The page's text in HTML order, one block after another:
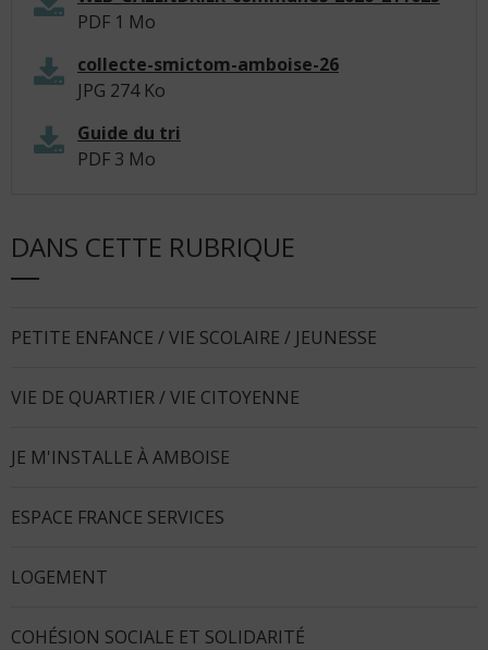
PDF 1 Mo
collecte-smictom-amboise-26
JPG 274 Ko
Guide du tri
PDF 3 Mo
DANS CETTE RUBRIQUE
PETITE ENFANCE / VIE SCOLAIRE / JEUNESSE
VIE DE QUARTIER / VIE CITOYENNE
JE M'INSTALLE À AMBOISE
ESPACE FRANCE SERVICES
LOGEMENT
COHÉSION SOCIALE ET SOLIDARITÉ